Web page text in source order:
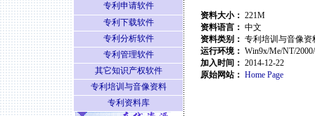
资料大小： 221M
资料语言： 中文
资料类别： 专利培训与音像资
运行环境： Win9x/Me/NT/
加入时间： 2014-12-22
原始网站： Home Page
专利申请软件
专利下载软件
专利分析软件
专利管理软件
其它知识产权软件
专利培训与音像资料
专利资料库